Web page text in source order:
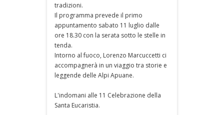
tradizioni.
Il programma prevede il primo
appuntamento sabato 11 luglio dalle
ore 18.30 con la serata sotto le stelle in
tenda.
Intorno al fuoco, Lorenzo Marcuccetti ci
accompagnerà in un viaggio tra storie e
leggende delle Alpi Apuane.
L'indomani alle 11 Celebrazione della
Santa Eucaristia.